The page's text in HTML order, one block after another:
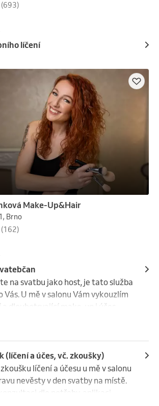
(693)
líčení
Make-Up&Hair
Brno
(162)
na svatbu jako host, je tato služba
Vás. U mě v salonu Vám vykouzlím
a dlouhotrvající make-up i účes.
600 Kč Vás můžu přijet
po Brně, mimo Brno si účtuji
(líčení a účes, vč. zkoušky)
líčení a účesu u mě v salonu
nevěsty v den svatby na místě.
dle potřeby, aplikaci